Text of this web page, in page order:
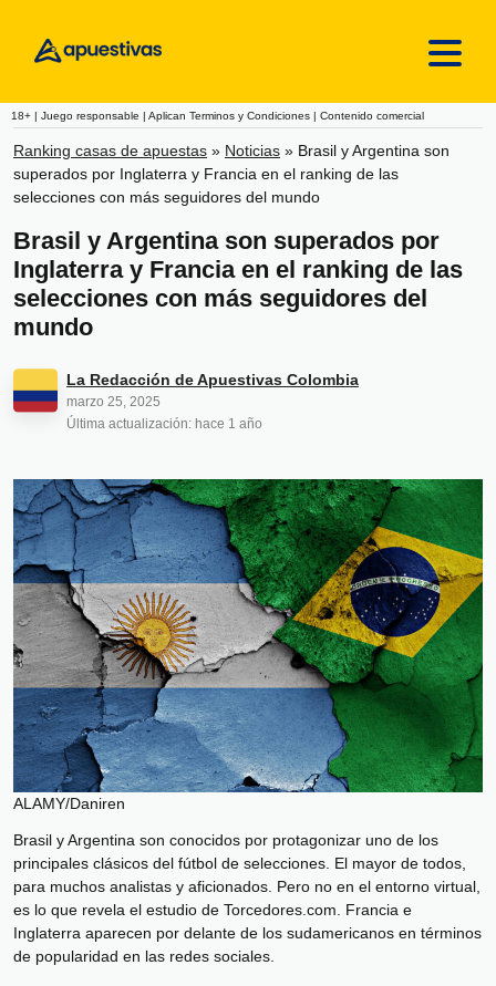
18+ | Juego responsable | Aplican Terminos y Condiciones | Contenido comercial
Ranking casas de apuestas » Noticias » Brasil y Argentina son
superados por Inglaterra y Francia en el ranking de las
selecciones con más seguidores del mundo
Brasil y Argentina son superados por
Inglaterra y Francia en el ranking de las
selecciones con más seguidores del
mundo
La Redacción de Apuestivas Colombia
marzo 25, 2025
Última actualización: hace 1 año
ALAMY/Daniren
Brasil y Argentina son conocidos por protagonizar uno de los
principales clásicos del fútbol de selecciones. El mayor de todos,
para muchos analistas y aficionados. Pero no en el entorno virtual,
es lo que revela el estudio de Torcedores.com. Francia e
Inglaterra aparecen por delante de los sudamericanos en términos
de popularidad en las redes sociales.